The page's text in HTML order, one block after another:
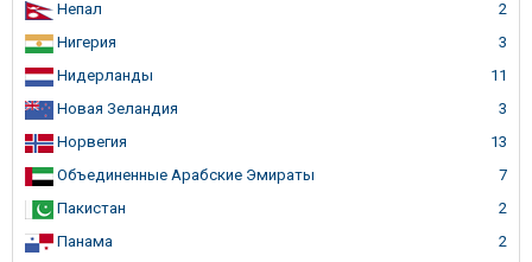
Непал
2
Нигерия
3
Нидерланды
11
Новая Зеландия
3
Норвегия
13
Объединенные Арабские Эмираты
7
Пакистан
2
Панама
2